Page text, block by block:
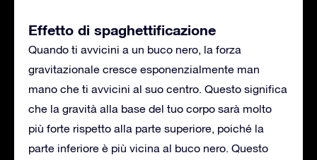
Effetto di spaghettificazione
Quando ti avvicini a un buco nero, la forza
gravitazionale cresce esponenzialmente man
mano che ti avvicini al suo centro. Questo significa
che la gravità alla base del tuo corpo sarà molto
più forte rispetto alla parte superiore, poiché la
parte inferiore è più vicina al buco nero. Questo